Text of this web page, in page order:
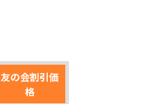
友の会割引価
格